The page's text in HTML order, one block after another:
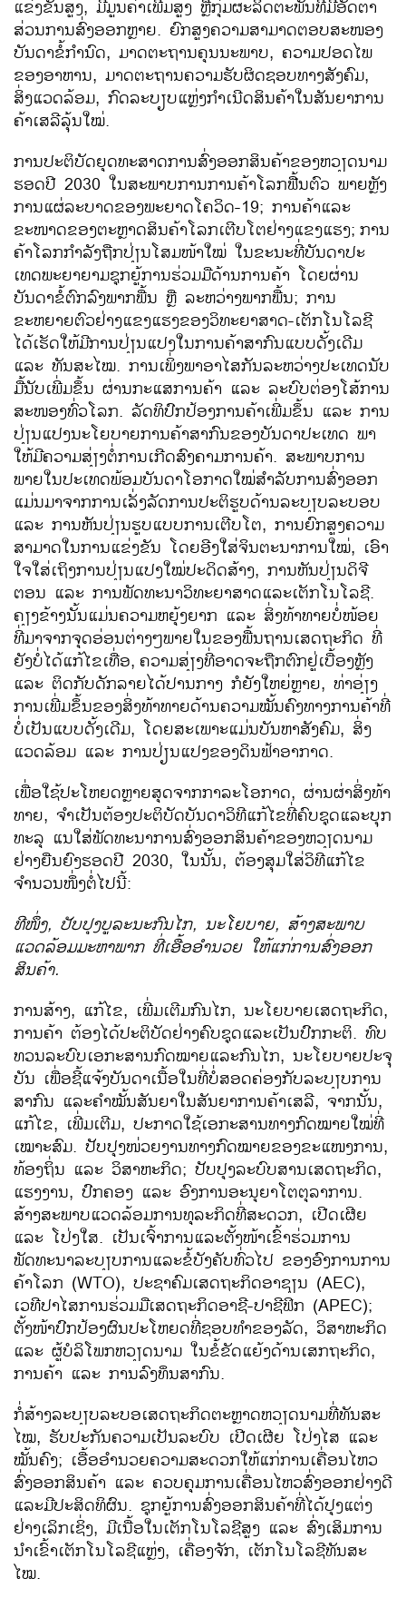
ແຂ່ງຂັນ​ສູງ, ມີ​ມູນ​ຄ່າ​ເພີ່ມ​ສູງ ຫຼື​ກຸ່ມ​ຜະລິດ​ຕະພັນ​ທີ່​ມີ​ອັດຕາ​
ສ່ວນ​ການ​ສົ່ງ​ອອກ​ຫຼາຍ. ຍົກ​ສູງ​ຄວາມ​ສາມາດ​ຕອບ​ສະໜອງ​
ບັນດາຂໍ້ກຳນົດ, ມາດຕະຖານ​ຄຸນ​ນະພາ​ບ, ຄວາມ​ປອດ​ໄພ
ຂອງ​ອາ​ຫານ​, ມາດຕະຖານ​ຄວາມ​ຮັບຜິດຊອບ​ທາງ​ສັງຄົມ,
ສິ່ງ​ແວດ​ລ້ອມ, ກົດລະບຽບ​​ແຫຼ່ງກຳເນີ​ດສິນຄ້າ​ໃນ​ສັນຍາການ​
ຄ້າ​ເສລີ​ລຸ້ນ​ໃໝ່.
ການ​ປະຕິບັດ​ຍຸດ​ທະ​ສາດການ​ສົ່ງ​ອອກ​ສິນຄ້າຂອງ​ຫວຽດນາມ​
ຮອດ​ປີ 2030 ​ໃນ​ສະພາບ​ການ​ການ​ຄ້າ​ໂລກຟື້ນຕົວ​ ພາຍຫຼັງ
ການ​ແຜ່​ລະບາດ​ຂອງພະຍາດ​ໂຄ​ວິດ-19; ການ​ຄ້າ​ແລະ​
ຂະໜາດ​ຂອງ​ຕະຫຼາດສິນຄ້າ​ໂລກ​ເຕີບ​ໂຕ​ຢ່າງ​ແຂງ​ແຮງ; ການ​
ຄ້າ​ໂລກກຳລັງ​ຖືກ​ປ່ຽນ​ໂສມ​ໜ້າ​ໃໝ່​ ໃນ​ຂະນະ​ທີ່​ບັນດາ​ປະ​
ເທດ​ພະຍາຍາມ​ຊຸກຍູ້​ການ​ຮ່ວມ​ມື​ດ້ານ​ການ​ຄ້າ ​ໂດຍ​ຜ່ານ​
ບັນດາ​ຂໍ້​ຕົກລົງ​ພາກ​ພື້ນ ຫຼື ລະຫວ່າງ​ພາກ​ພື້ນ; ການ​
ຂະຫຍາຍຕົວ​ຢ່າງ​ແຂງ​ແຮງ​ຂອງ​ວິທະຍາສາດ-​ເຕັກ​ໂນ​ໂລ​ຊີ ​
ໄດ້​ເຮັດ​ໃຫ້​ມີ​ການ​ປ່ຽນ​ແປງ​ໃນ​ການ​ຄ້າສາ​ກົນ​ແບບ​ດັ້ງ​ເດີມ
ແລະ ທັນ​ສະ​ໄໝ. ການ​ເພິ່ງ​ພາ​ອາ​ໄສ​ກັນ​ລະຫວ່າງ​ປະ​ເທດນັບ​
ມື້​ນັບ​ເພີ່ມ​ຂຶ້ນ ຜ່ານ​ກະ​ແສ​ການ​ຄ້າ ​ແລະ ລະບົບ​ຕ່ອງ​ໂສ້​ການ​
ສະໜອງ​ທົ່ວ​ໂລກ. ລັດທິ​ປົກ​ປ້ອງ​ການ​ຄ້າ​ເພີ່ມ​ຂຶ້ນ ​ແລະ ການ​
ປ່ຽນ​ແປງ​ນະ​ໂຍບາຍ​ການ​ຄ້າສາກົນ​ຂອງ​ບັນດາ​ປະ​ເທດ ພາ​
ໃຫ້​ມີ​ຄວາມ​ສ່ຽງ​ຕໍ່​ການ​ເກີດສົງຄາມການຄ້າ. ສະພາບ​ການ​
ພາຍ​ໃນ​ປະ​ເທດ​ພ້ອມ​ບັນດາ​ໂອກາດ​ໃໝ່ສຳລັບ​ການ​ສົ່ງ​ອອກ ​
ແມ່ນ​ມາ​ຈາກ​ການ​ເລັ່ງລັດ​ການ​ປະຕິ​ຮູບ​ດ້ານລະບຽບ​ລະບອບ​
ແລະ ການ​ຫັນປ່ຽນ​ຮູບ​ແບບ​ການ​ເຕີບ​ໂຕ, ການ​ຍົກ​ສູງ​ຄວາມ​
ສາມາດ​ໃນ​ການ​ແຂ່ງຂັນ ​ໂດຍ​ອີງ​ໃສ່​ຈິນຕະນາການ​ໃໝ່, ​ເອົາ​
ໃຈ​ໃສ່​​ເຖິງການ​ປ່ຽນ​ແປງ​ໃໝ່​ປະດິດ​ສ້າງ, ການ​ຫັນປ່ຽນ​ດິຈີ​
ຕອນ ​ແລະ ການ​ພັດທະນາ​ວິທະຍາສາດ​ແລະ​ເຕັກ​ໂນ​ໂລ​ຊີ.
ຄຽງ​ຂ້າງ​ນັ້ນ​ແມ່ນຄວາມ​ຫຍຸ້ງຍາກ ​ແລະ ສິ່ງ​ທ້າ​ທາຍ​​ບໍ່​ໜ້ອຍ
ທີ່​ມາ​ຈາກ​ຈຸດ​ອ່ອນ​ຕ່າງໆ​ພາຍ​ໃນຂອງ​ພື້ນຖານ​ເສດຖະກິດ ທີ່
ຍັງບໍ່ໄດ້ແກ້ໄຂເທື່ອ, ຄວາມສ່ຽງທີ່​ອາດ​ຈະ​ຖືກຕົກຢູ່ເບື້ອງຫຼັງ
ແລະ ຕິດ​ກັບ​ດັກ​ລາຍ​ໄດ້​ປານ​ກາງ ກໍຍັງ​ໃຫຍ່​ຫຼາຍ, ທ່າ​ອ່ຽງ
ການ​ເພີ່ມ​ຂຶ້ນ​ຂອງສິ່ງ​ທ້າ​ທາຍ​ດ້ານ​ຄວາມ​ໝັ້ນຄົງ​ທາງ​ການ​ຄ້າ​ທີ່​
ບໍ່​ເປັນ​ແບບ​ດັ້ງ​ເດີມ, ​ໂດຍ​ສະ​ເພາະ​ແມ່ນ​ບັນຫາ​ສັງຄົມ, ສິ່ງ​
ແວດ​ລ້ອມ ​ແລະ ການ​ປ່ຽນ​ແປງ​ຂອງ​ດິນ​ຟ້າ​ອາກາດ.
​ເພື່ອ​ໃຊ້​ປະ​ໂຫຍ​ດຫຼາຍ​ສຸດ​ຈາກ​ກາລະ​ໂອກາດ, ຜ່ານ​ຜ່າ​ສິ່ງ​ທ້າ​
ທາຍ, ຈຳ​ເປັນ​ຕ້ອງປະຕິບັດ​ບັນດາ​ວິທີ​ແກ້​ໄຂ​ທີ່​ຄົບ​ຊຸດ​ແລະ​ບຸກ
ທະລຸ ​ແນ​ໃສ່​ພັດທະນາການ​ສົ່ງ​ອອກ​ສິນຄ້າຂອງ​ຫວຽດນາມ​
ຢ່າງ​ຍືນ​ຍົງ​ຮອດ​ປີ 2030, ​ໃນ​ນັ້ນ, ຕ້ອງ​ສຸມ​ໃສ່​ວິທີ​ແກ້​ໄຂ
ຈຳນວນ​ໜຶ່ງ​ຕໍ່​ໄປ​ນີ້:
ທີ​ໜຶ່ງ, ປັບປຸງ​ບູລະນະ​ກົນ​ໄກ, ນະ​ໂຍບາຍ, ສ້າງ​ສະພາບ​
ແວດ​ລ້ອມມະຫາພາກ ​ທີ່​ເອື້ອອຳນວຍ ​ໃຫ້​ແກ່​ການ​ສົ່ງ​ອອກ​
ສິນຄ້າ.
ການສ້າງ, ​ແກ້​ໄຂ, ​ເພີ່ມ​ເຕີມ​ກົນ​ໄກ, ນະ​ໂຍບາຍ​ເສດຖະກິດ,
ການ​ຄ້າ ຕ້ອງ​ໄດ້​ປະຕິບັດ​ຢ່າງ​ຄົບ​ຊຸດ​ແລະ​ເປັນ​ປົກກະຕິ. ທົບ​
ທວນ​ລະບົບ​ເອກະສານ​ກົດໝາຍ​ແລະ​ກົນ​ໄກ, ນະ​ໂຍບາຍປະຈຸ​
ບັນ​ ເພື່ອ​ຊີ້​ແຈ້ງ​ບັນດາ​ເນື້ອ​ໃນ​ທີ່ບໍ່​ສອດຄ່ອງ​ກັບ​ລະ​ບຽບ​ການ​
ສາ​ກົນ ແລະ​ຄຳ​ໝັ້ນ​ສັນ​ຍາ​ໃນສັນຍາ​ການ​ຄ້າ​ເສລີ, ຈາກ​ນັ້ນ, ​
ແກ້​ໄຂ, ​ເພີ່ມ​ເຕີມ, ປະກາດ​​ໃຊ້​ເອກະສານ​ທາງ​ກົດໝາຍ​ໃໝ່ທີ່​​
ເໝາະສົ​ມ. ປັບປຸງໜ່ວຍ​ງານທາງກົດໝາຍຂອງ​ຂະ​ແໜງ​ການ,
ທ້ອງຖິ່ນ ​ແລະ ​ວິ​ສາ​ຫະກິດ; ປັບປຸງ​ລະບົບ​ສານ​ເສດຖະກິດ, ​
ແຮງງານ, ປົກຄອງ ​ແລະ ອົງການ​ອະນຸຍາ​ໂຕ​ຕຸລາການ.
ສ້າງ​ສະພາບ​ແວດ​ລ້ອມ​ການ​ທຸລະ​ກິດທີ່ສະດວກ, ເປີດ​ເຜີຍ
ແລະ ໂປ່ງໃສ. ​ເປັນ​ເຈົ້າ​ການ​ແລະຕັ້ງໜ້າ​ເຂົ້າ​ຮ່ວມ​ການ
ພັດທະນາ​ລະບຽບ​ການ​ແລະ​ຂໍ້​ບັງ​ຄັບທົ່ວ​ໄປ ຂອງ​ອົງການ​ການ​
ຄ້າ​ໂລກ (WTO), ປະຊາ​ຄົມ​ເສດຖະກິດ​ອາ​ຊຽນ (AEC), ​
ເວທີ​ປາ​ໄສ​ການ​ຮ່ວມ​ມື​ເສດຖະກິດ​ອາຊີ-ປາຊີ​ຟິກ (APEC);
ຕັ້ງໜ້າ​ປົກ​ປ້ອງຜົນ​ປະ​ໂຫຍ​ດທີ່​ຊອບ​ທຳ​ຂອງ​ລັດ, ວິ​ສາ​ຫະກິດ
​ແລະ ຜູ້​ບໍລິ​ໂພ​ກຫວຽດນາມ ​ໃນ​ຂໍ້​ຂັດ​ແຍ້​ງ​ດ້ານ​ເສກ​ຖະກິດ,
ການ​ຄ້າ ​ແລະ​ ການ​ລົງທຶນສາກົນ.
ກໍ່ສ້າງ​ລະບຽບ​ລະບອ​ເສດຖະກິດ​ຕະຫຼາດ​ຫວຽດນາມ​ທີ່​ທັນ​ສະ​
ໄໝ, ຮັບປະກັນ​ຄວາມ​ເປັນ​ລະບົບ ​ເປີດ​ເຜີຍ ​ໂປ່​ງ​ໄສ ​ແລະ
ໝັ້ນຄົງ; ​ເອື້ອ​ອຳນວຍ​ຄວາມ​ສະດວກ​ໃຫ້​ແກ່ການ​ເຄື່ອນ​ໄຫວ​
ສົ່ງ​ອອກ​ສິນຄ້າ ​ແລະ ຄວບ​ຄຸມ​ການ​ເຄື່ອນ​ໄຫວ​ສົ່ງ​ອອກ​ຢ່າງ​ດີ​
ແລະມີປະສິດທິ​ຜົນ. ຊຸ​ກຍູ້ການ​ສົ່ງ​ອອກ​ສິນຄ້າທີ່​ໄດ້​ປຸງ​ແຕ່ງ​
ຢ່າງ​ເລິກ​ເຊິ່ງ, ມີ​ເນື້ອ​ໃນ​ເຕັກ​ໂນ​ໂລ​ຊີ​ສູງ ​ແລະ ສົ່ງ​ເສິມ​ການ​
ນຳ​ເຂົ້າ​ເຕັກ​ໂນ​ໂລ​ຊີ​ແຫຼ່ງ, ​ເຄື່ອງ​ຈັກ, ເຕັກ​ໂນ​ໂລ​ຊີທັນ​ສະ​
ໄໝ.